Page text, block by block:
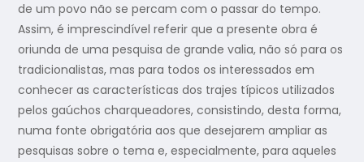
de um povo não se percam com o passar do tempo.
Assim, é imprescindível referir que a presente obra é
oriunda de uma pesquisa de grande valia, não só para os
tradicionalistas, mas para todos os interessados em
conhecer as características dos trajes típicos utilizados
pelos gaúchos charqueadores, consistindo, desta forma,
numa fonte obrigatória aos que desejarem ampliar as
pesquisas sobre o tema e, especialmente, para aqueles